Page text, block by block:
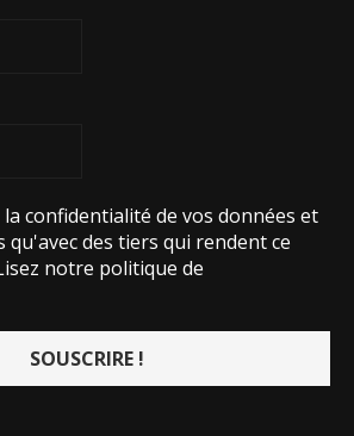
confidentialité de vos données et
qu'avec des tiers qui rendent ce
notre politique de